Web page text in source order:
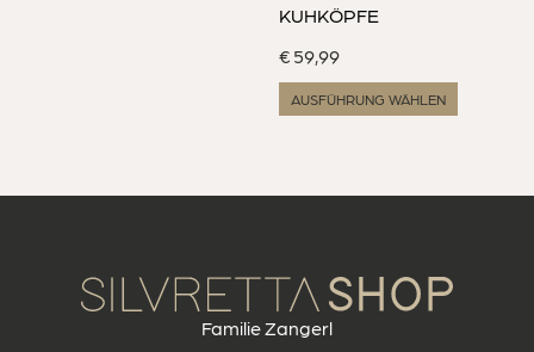
KUHKÖPFE
€ 59,99
AUSFÜHRUNG WÄHLEN
Familie Zangerl